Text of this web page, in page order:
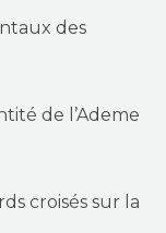
des
de l’Ademe
croisés sur la